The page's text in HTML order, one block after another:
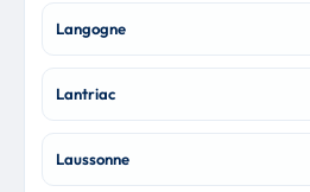
Langogne
Lantriac
Laussonne